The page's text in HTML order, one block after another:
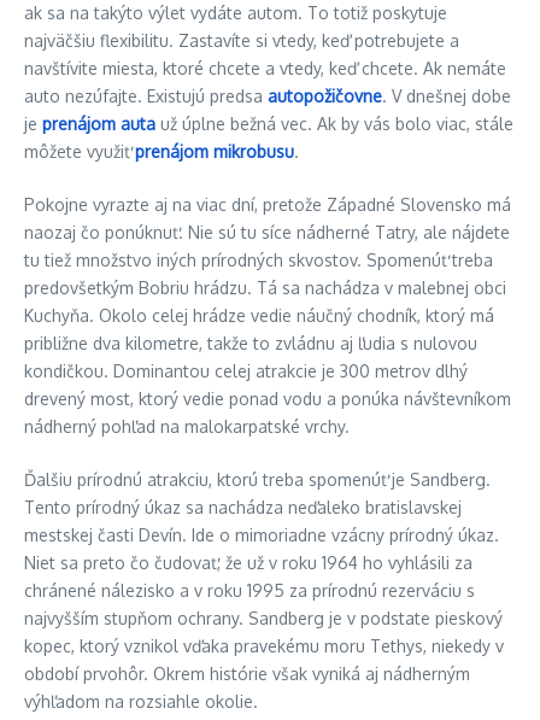
ak sa na takýto výlet vydáte autom. To totiž poskytuje
najväčšiu flexibilitu. Zastavíte si vtedy, keď potrebujete a
navštívite miesta, ktoré chcete a vtedy, keď chcete. Ak nemáte
auto nezúfajte. Existujú predsa autopožičovne. V dnešnej dobe
je prenájom auta už úplne bežná vec. Ak by vás bolo viac, stále
môžete využiťprenájom mikrobusu.
Pokojne vyrazte aj na viac dní, pretože Západné Slovensko má
naozaj čo ponúknuť. Nie sú tu síce nádherné Tatry, ale nájdete
tu tiež množstvo iných prírodných skvostov. Spomenúť treba
predovšetkým Bobriu hrádzu. Tá sa nachádza v malebnej obci
Kuchyňa. Okolo celej hrádze vedie náučný chodník, ktorý má
približne dva kilometre, takže to zvládnu aj ľudia s nulovou
kondičkou. Dominantou celej atrakcie je 300 metrov dlhý
drevený most, ktorý vedie ponad vodu a ponúka návštevníkom
nádherný pohľad na malokarpatské vrchy.
Ďalšiu prírodnú atrakciu, ktorú treba spomenúť je Sandberg.
Tento prírodný úkaz sa nachádza neďaleko bratislavskej
mestskej časti Devín. Ide o mimoriadne vzácny prírodný úkaz.
Niet sa preto čo čudovať, že už v roku 1964 ho vyhlásili za
chránené nálezisko a v roku 1995 za prírodnú rezerváciu s
najvyšším stupňom ochrany. Sandberg je v podstate pieskový
kopec, ktorý vznikol vďaka pravekému moru Tethys, niekedy v
období prvohôr. Okrem histórie však vyniká aj nádherným
výhľadom na rozsiahle okolie.